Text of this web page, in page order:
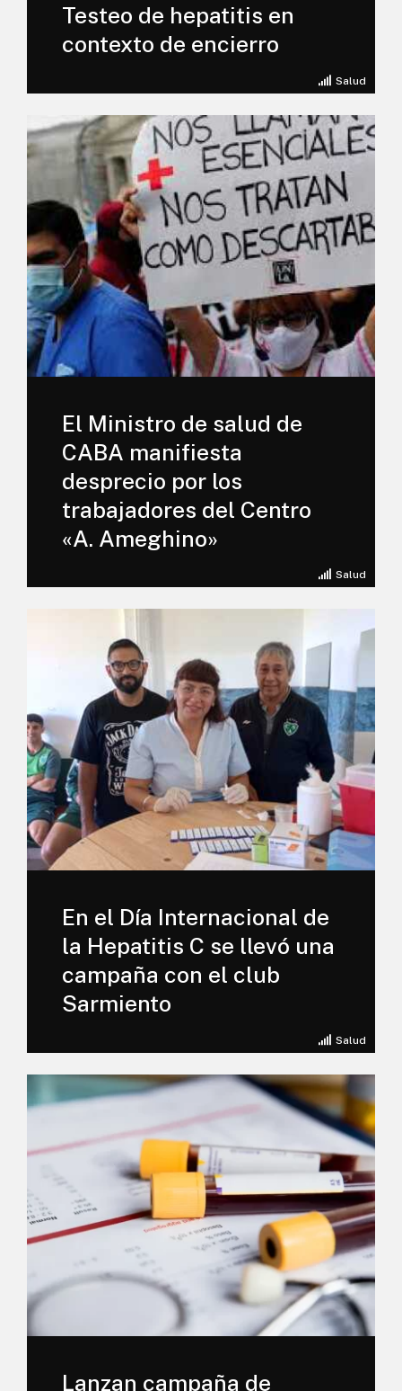
Salud
Testeo de hepatitis en
contexto de encierro
Salud
El Ministro de salud de
CABA manifiesta
desprecio por los
trabajadores del Centro
«A. Ameghino»
Salud
En el Día Internacional de
la Hepatitis C se llevó una
campaña con el club
Sarmiento
Lanzan campaña de